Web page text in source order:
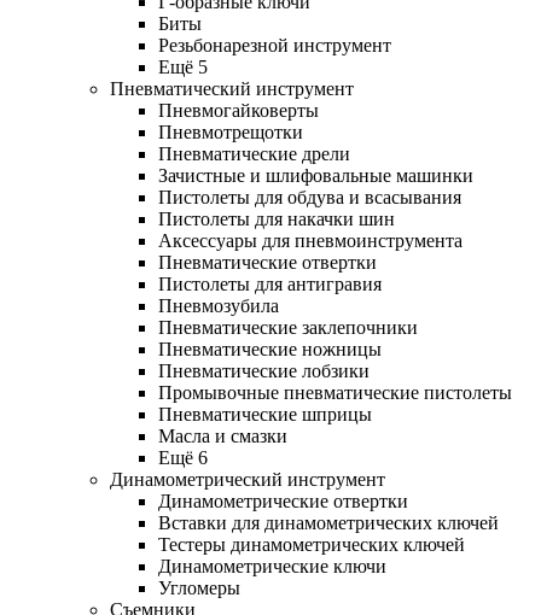
Биты
Резьбонарезной инструмент
Ещё 5
Пневматический инструмент
Пневмогайковерты
Пневмотрещотки
Пневматические дрели
Зачистные и шлифовальные машинки
Пистолеты для обдува и всасывания
Пистолеты для накачки шин
Аксессуары для пневмоинструмента
Пневматические отвертки
Пистолеты для антигравия
Пневмозубила
Пневматические заклепочники
Пневматические ножницы
Пневматические лобзики
Промывочные пневматические пистолеты
Пневматические шприцы
Масла и смазки
Ещё 6
Динамометрический инструмент
Динамометрические отвертки
Вставки для динамометрических ключей
Тестеры динамометрических ключей
Динамометрические ключи
Угломеры
Съемники